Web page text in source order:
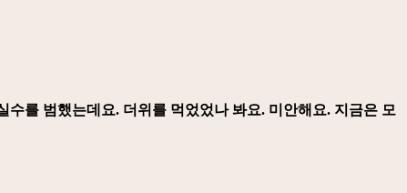
를 범했는데요. 더위를 먹었었나 봐요. 미안해요. 지금은 모